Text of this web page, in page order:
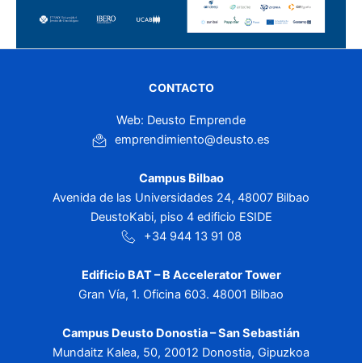
CONTACTO
Web: Deusto Emprende
emprendimiento@deusto.es
Campus Bilbao
Avenida de las Universidades 24, 48007 Bilbao
DeustoKabi, piso 4 edificio ESIDE
+34 944 13 91 08
Edificio BAT – B Accelerator Tower
Gran Vía, 1. Oficina 603. 48001 Bilbao
Campus Deusto Donostia – San Sebastián
Mundaitz Kalea, 50, 20012 Donostia, Gipuzkoa